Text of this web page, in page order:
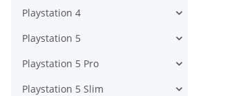
Playstation 4
Playstation 5
Playstation 5 Pro
Playstation 5 Slim